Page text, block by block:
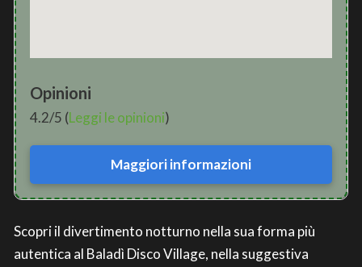
Opinioni
4.2/5 (Leggi le opinioni)
Maggiori informazioni
Scopri il divertimento notturno nella sua forma più
autentica al Baladì Disco Village, nella suggestiva